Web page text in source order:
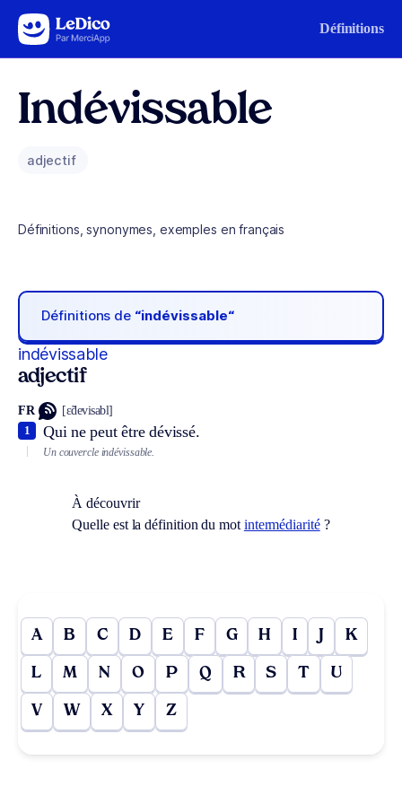
Aller au contenu Définitions
Indévissable
adjectif
Définitions, synonymes, exemples en français
Définitions de “indévissable“
indévissable
adjectif
FR [ɛ̃devisabl]
Qui ne peut être dévissé.
1
Un couvercle indévissable.
À découvrir
Quelle est la définition du mot intermédiarité?
A B C D E F G H I J K
L M N O P Q R S T U
V W X Y Z